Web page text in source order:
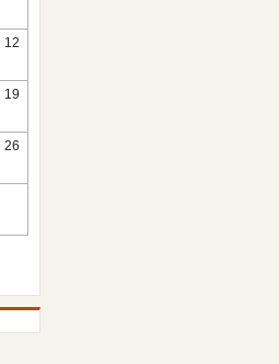
12
19
26